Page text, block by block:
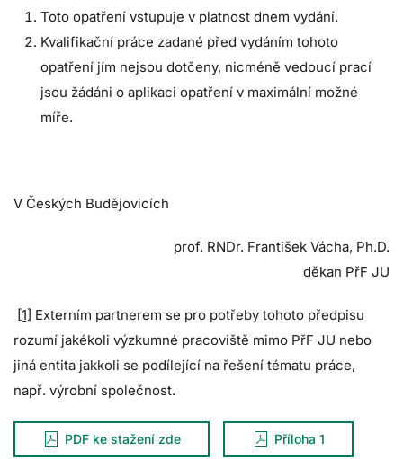
Toto opatření vstupuje v platnost dnem vydání.
Kvalifikační práce zadané před vydáním tohoto
opatření jím nejsou dotčeny, nicméně vedoucí prací
jsou žádáni o aplikaci opatření v maximální možné
míře.
V Českých Budějovicích
prof. RNDr. František Vácha, Ph.D.
děkan PřF JU
[1] Externím partnerem se pro potřeby tohoto předpisu
rozumí jakékoli výzkumné pracoviště mimo PřF JU nebo
jiná entita jakkoli se podílející na řešení tématu práce,
např. výrobní společnost.
PDF ke stažení zde Příloha 1